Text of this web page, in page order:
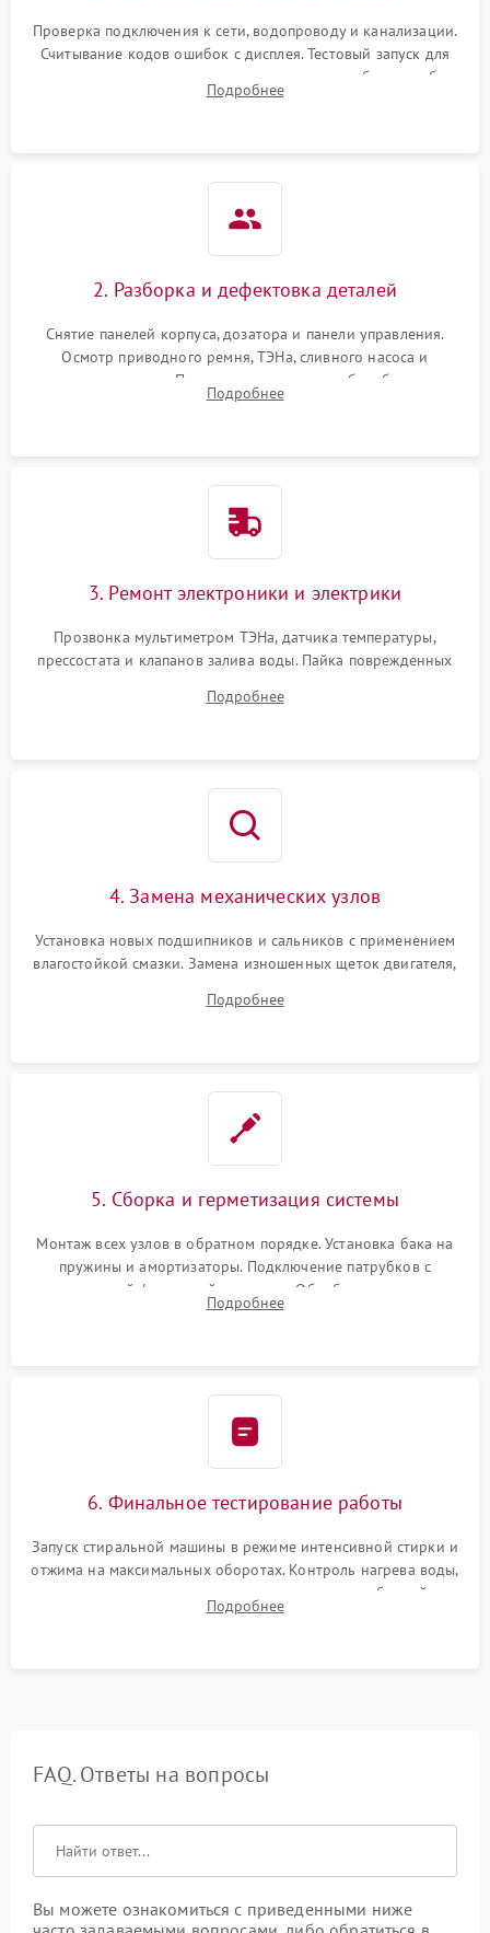
Проверка подключения к сети, водопроводу и канализации.
Считывание кодов ошибок с дисплея. Тестовый запуск для
выявления посторонних шумов, протечек или сбоев в работе
электронного модуля управления.
Подробнее
2. Разборка и дефектовка деталей
Снятие панелей корпуса, дозатора и панели управления.
Осмотр приводного ремня, ТЭНа, сливного насоса и
амортизаторов. Проверка подшипников барабана и
крестовины на износ, а манжеты люка на разрывы.
Подробнее
3. Ремонт электроники и электрики
Прозвонка мультиметром ТЭНа, датчика температуры,
прессостата и клапанов залива воды. Пайка поврежденных
Восстановление целостности проводки и контактов.
Подробнее
4. Замена механических узлов
Установка новых подшипников и сальников с применением
влагостойкой смазки. Замена изношенных щеток двигателя,
или поврежденной резиновой манжеты.
Подробнее
5. Сборка и герметизация системы
Монтаж всех узлов в обратном порядке. Установка бака на
пружины и амортизаторы. Подключение патрубков с
надежной фиксацией хомутами. Обработка стыков
герметиком для предотвращения возможных протечек воды.
Подробнее
6. Финальное тестирование работы
Запуск стиральной машины в режиме интенсивной стирки и
отжима на максимальных оборотах. Контроль нагрева воды,
корректности слива, отсутствия излишних вибраций,
посторонних стуков и протечек под корпусом.
Подробнее
FAQ. Ответы на вопросы
Вы можете ознакомиться с приведенными ниже